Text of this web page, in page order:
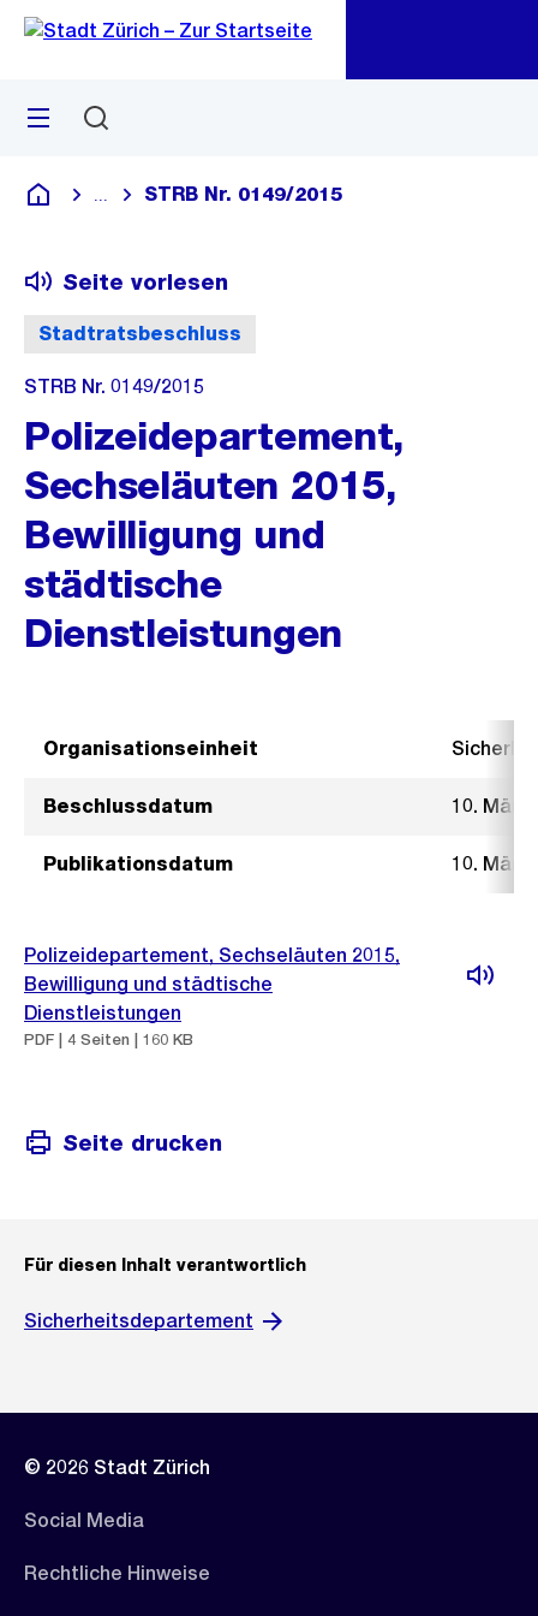
Navigation
Sprunglink
Menü
Deutsch
Blende alle Breadcrumbs ein
STRB Nr. 0149/2015
Stadtratsbeschluss
Seite vorlesen
STRB Nr. 0149/2015
Polizeidepartement,
Sechseläuten 2015,
Bewilligung und
städtische
Dienstleistungen
Organisationseinheit
Beschlussdatum 10. März
Publikationsdatum 10. März
Polizeidepartement, Sechseläuten 2015,
Bewilligung und städtische
Dienstleistungen
PDF | 4 Seiten | 160 KB
Seite drucken
Für diesen Inhalt verantwortlich
Sicherheitsdepartement
© 2026 Stadt Zürich
Social Media
Rechtliche Hinweise